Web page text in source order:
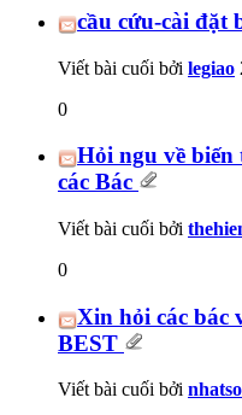
cầu cứu-cài đặt
Viết bài cuối bởi legiao
0
Hỏi ngu về
các Bác
Viết bài cuối bởi
0
Xin hỏi các bác
BEST
Viết bài cuối bởi